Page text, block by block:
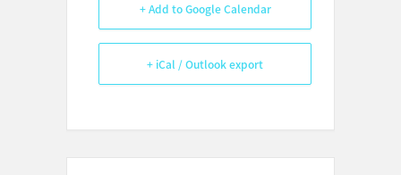
+ Add to Google Calendar
+ iCal / Outlook export